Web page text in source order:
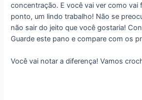
concentração. E você vai ver como vai
ponto, um lindo trabalho! Não se
não sair do jeito que você gostaria!
Guarde este pano e compare com os
Você vai notar a diferença! Vamos